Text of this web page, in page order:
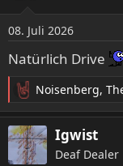
n
e
n
08. Juli 2026
Natürlich Drive
R
e
a
k
t
Noisenberg,
Igwist
Deaf Dealer